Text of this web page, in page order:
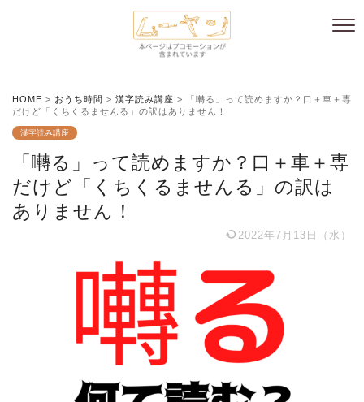
HOME > おうち時間 > 漢字読み講座 >
「囀る」って読めますか？口＋車＋専
だけど「くちくるませんる」の訳はありません！
漢字読み講座
「囀る」って読めますか？口＋車＋専
だけど「くちくるませんる」の訳は
ありません！
2022年7月13日（水）